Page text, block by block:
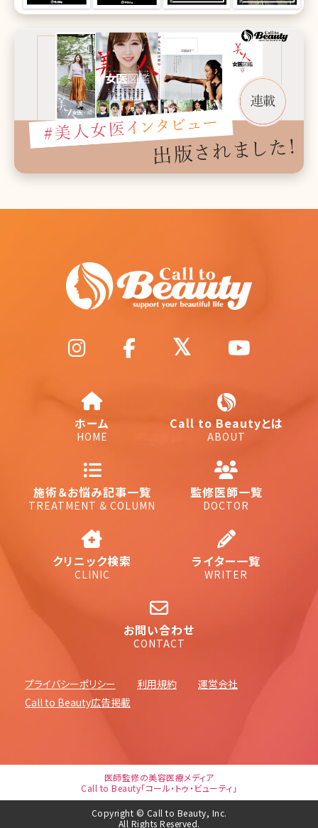
ホーム
HOME
Call to Beautyとは
ABOUT
施術＆お悩み記事一覧
TREATMENT & COLUMN
監修医師一覧
DOCTOR
クリニック検索
CLINIC
ライター一覧
WRITER
お問い合わせ
CONTACT
プライバシーポリシー 利用規約
運営会社
Call to Beauty広告掲載
医師監修の美容医療メディア
Call to Beauty「コール・トゥ・ビューティ」
Copyright © Call to Beauty, Inc.
All Rights Reserved.